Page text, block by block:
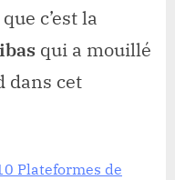
c’est la
qui a mouillé
dans cet
Plateformes de